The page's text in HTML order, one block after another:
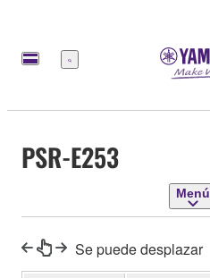
Menú
PSR-E253
Menú
Se puede desplazar